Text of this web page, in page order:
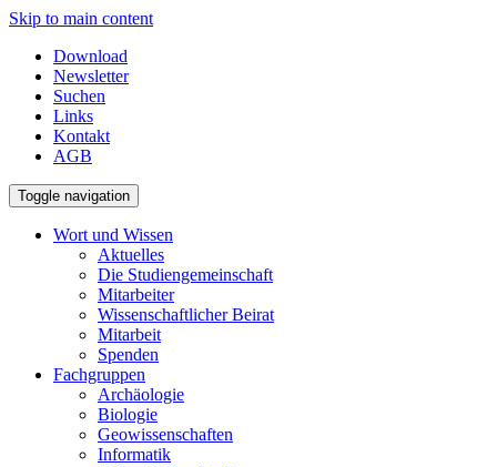
Skip to main content
Download
Newsletter
Suchen
Links
Kontakt
AGB
Toggle navigation
Wort und Wissen
Aktuelles
Die Studiengemeinschaft
Mitarbeiter
Wissenschaftlicher Beirat
Mitarbeit
Spenden
Fachgruppen
Archäologie
Biologie
Geowissenschaften
Informatik